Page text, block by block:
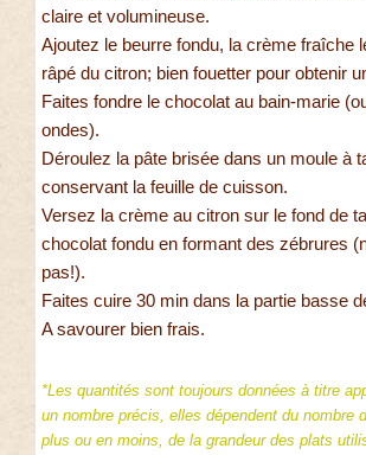
claire et volumineuse.
Ajoutez le beurre fondu, la crème fraîche
râpé du citron; bien fouetter pour obtenir
Faites fondre le chocolat au bain-marie
ondes).
Déroulez la pâte brisée dans un moule à
conservant la feuille de cuisson.
Versez la crème au citron sur le fond de
chocolat fondu en formant des zébrures
pas!).
Faites cuire 30 min dans la partie basse
A savourer bien frais.
*Les quantités sont toujours données à titre
un nombre précis, elles dépendent du nombre
plus ou en moins, de la grandeur des plats